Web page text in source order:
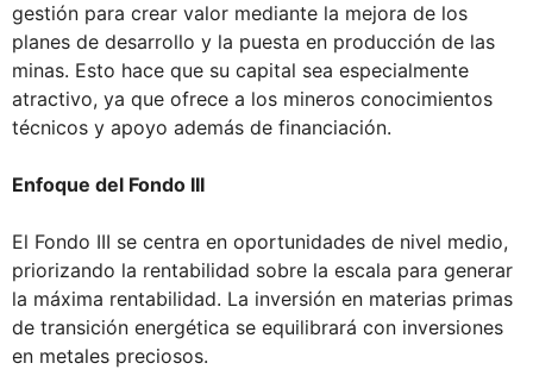
gestión para crear valor mediante la mejora de los
planes de desarrollo y la puesta en producción de las
minas. Esto hace que su capital sea especialmente
atractivo, ya que ofrece a los mineros conocimientos
técnicos y apoyo además de financiación.
Enfoque del Fondo III
El Fondo III se centra en oportunidades de nivel medio,
priorizando la rentabilidad sobre la escala para generar
la máxima rentabilidad. La inversión en materias primas
de transición energética se equilibrará con inversiones
en metales preciosos.